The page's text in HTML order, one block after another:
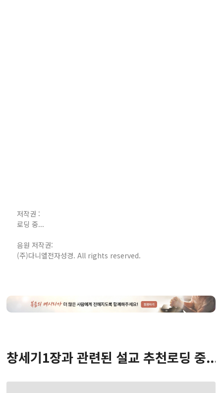
저작권 :
로딩 중...
음원 저작권:
(주)다니엘전자성경. All rights reserved.
창세기1장과 관련된 설교 추천로딩 중...